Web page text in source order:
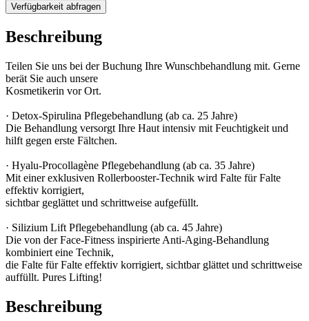
Verfügbarkeit abfragen
Beschreibung
Teilen Sie uns bei der Buchung Ihre Wunschbehandlung mit. Gerne
berät Sie auch unsere
Kosmetikerin vor Ort.
· Detox-Spirulina Pflegebehandlung (ab ca. 25 Jahre)
Die Behandlung versorgt Ihre Haut intensiv mit Feuchtigkeit und
hilft gegen erste Fältchen.
· Hyalu-Procollagène Pflegebehandlung (ab ca. 35 Jahre)
Mit einer exklusiven Rollerbooster-Technik wird Falte für Falte
effektiv korrigiert,
sichtbar geglättet und schrittweise aufgefüllt.
· Silizium Lift Pflegebehandlung (ab ca. 45 Jahre)
Die von der Face-Fitness inspirierte Anti-Aging-Behandlung
kombiniert eine Technik,
die Falte für Falte effektiv korrigiert, sichtbar glättet und schrittweise
auffüllt. Pures Lifting!
Beschreibung